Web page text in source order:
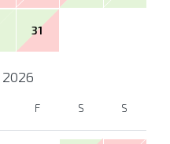
31
2026
F S S